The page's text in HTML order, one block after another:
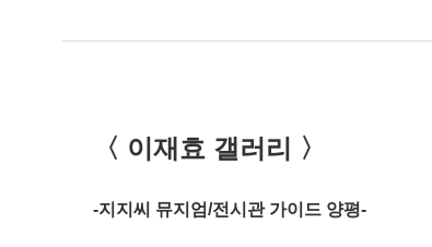
〈 이재효 갤러리 〉
-지지씨 뮤지엄/전시관 가이드 양평-